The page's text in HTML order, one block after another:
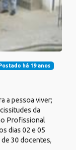
Postado há 19 anos
a pessoa viver;
da
Profissional
dias 02 e 05
de 30 docentes,